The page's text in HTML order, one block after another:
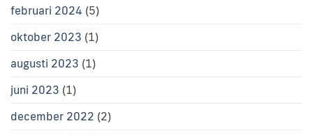
februari 2024 (5)
oktober 2023 (1)
augusti 2023 (1)
juni 2023 (1)
december 2022 (2)